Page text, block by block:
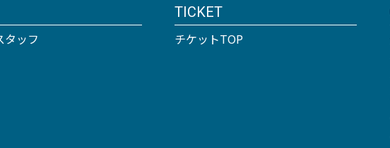
タッフ
TICKET
チケットTOP